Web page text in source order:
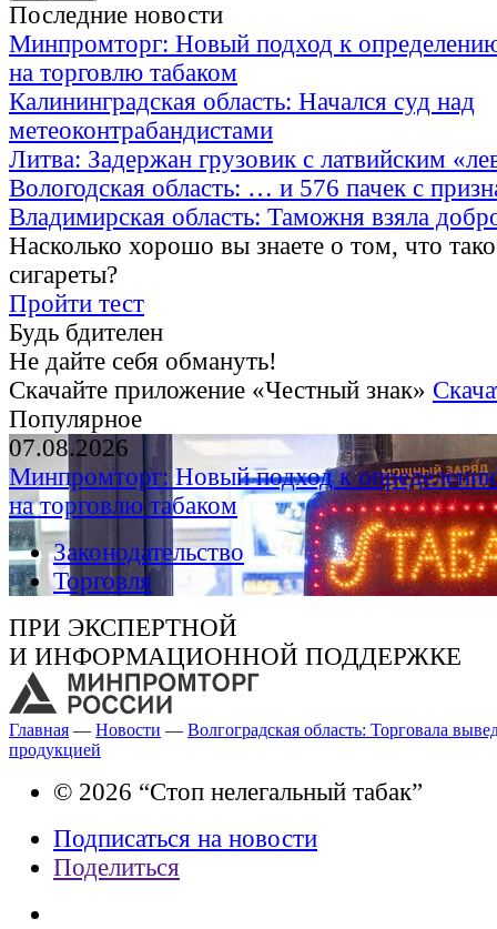
Последние новости
Минпромторг: Новый подход к
на торговлю табаком
Калининградская область: Начался суд над
метеоконтрабандистами
Литва: Задержан грузовик с латвийским
Вологодская область: … и 576 пачек с
Владимирская область: Таможня взяла
Насколько хорошо вы знаете о том, что
сигареты?
Пройти тест
Будь бдителен
Не дайте себя обмануть!
Скачайте приложение «Честный знак»
Популярное
07.08.2026
Минпромторг: Новый подход к
на торговлю табаком
Законодательство
Торговля
ПРИ ЭКСПЕРТНОЙ
И ИНФОРМАЦИОННОЙ ПОДДЕРЖКЕ
Главная — Новости — Волгоградская область: Торговала
продукцией
© 2026 “Стоп нелегальный табак”
Подписаться на новости
Поделиться